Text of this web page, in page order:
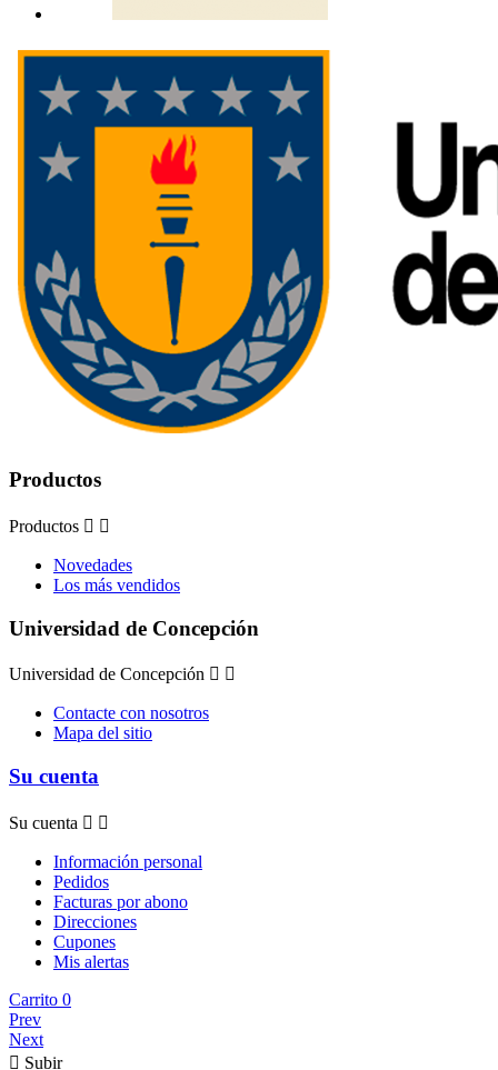
Productos
Productos  
Novedades
Los más vendidos
Universidad de Concepción
Universidad de Concepción  
Contacte con nosotros
Mapa del sitio
Su cuenta
Su cuenta  
Información personal
Pedidos
Facturas por abono
Direcciones
Cupones
Mis alertas
Carrito 0
Prev
Next
 Subir